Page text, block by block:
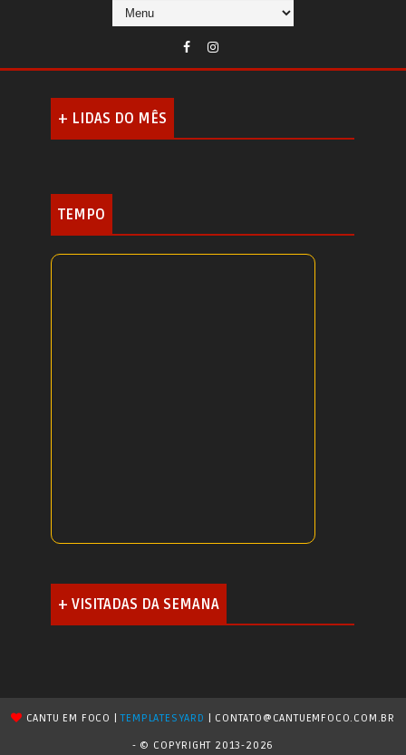
+ LIDAS DO MÊS
TEMPO
+ VISITADAS DA SEMANA
CANTU EM FOCO |TEMPLATESYARD
| CONTATO@CANTUEMFOCO.COM.BR
- © COPYRIGHT 2013-2026